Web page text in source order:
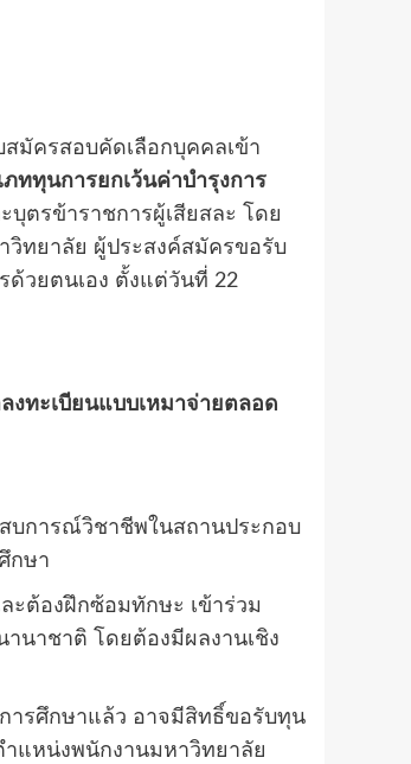
สมัครสอบคัดเลือกบุคคลเข้า
ภททุนการยกเว้นค่าบำรุงการ
ตรข้าราชการผู้เสียสละ โดย
วิทยาลัย ผู้ประสงค์สมัครขอรับ
ด้วยตนเอง ตั้งแต่วันที่ 22
งทะเบียนแบบเหมาจ่ายตลอด
สบการณ์วิชาชีพในสถานประกอบ
กษา
ะต้องฝึกซ้อมทักษะ เข้าร่วม
นาชาติ โดยต้องมีผลงานเชิง
ารศึกษาแล้ว อาจมีสิทธิ์ขอรับทุน
แหน่งพนักงานมหาวิทยาลัย